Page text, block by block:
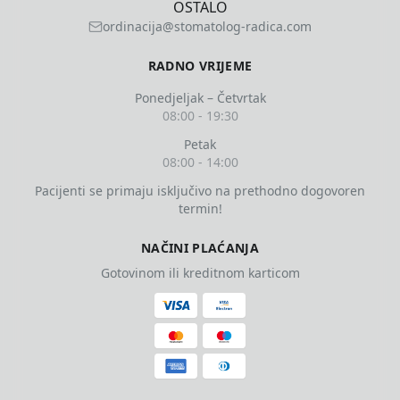
OSTALO
ordinacija@stomatolog-radica.com
RADNO VRIJEME
Ponedjeljak – Četvrtak
08:00 - 19:30
Petak
08:00 - 14:00
Pacijenti se primaju isključivo na prethodno dogovoren
termin!
NAČINI PLAĆANJA
Gotovinom ili kreditnom karticom